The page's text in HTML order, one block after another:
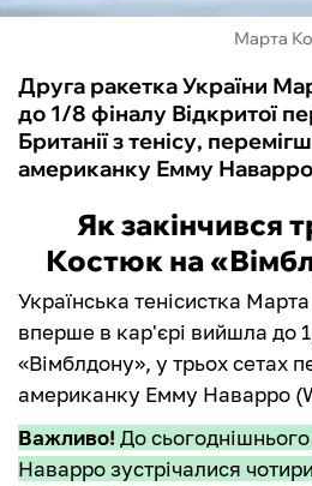
Марта
Друга ракетка України
до 1/8 фіналу Відкритої
Британії з тенісу,
американку Емму
Як закінчився
Костюк на
Українська тенісистка
вперше в кар'єрі вийшла до
«Вімблдону», у трьох сетах
американку Емму Наварро
Важливо! До
Наварро зустрічалися